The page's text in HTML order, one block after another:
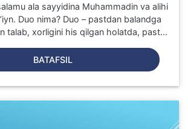
ala sayyidina Muhammadin va alihi
Duo nima? Duo – pastdan balandga
talab, xorligini his qilgan holatda, past...
BATAFSIL